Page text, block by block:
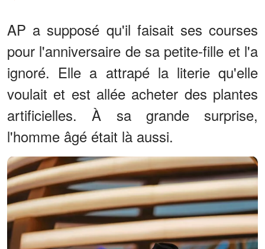
AP a supposé qu'il faisait ses courses
pour l'anniversaire de sa petite-fille et l'a
ignoré. Elle a attrapé la literie qu'elle
voulait et est allée acheter des plantes
artificielles. À sa grande surprise,
l'homme âgé était là aussi.